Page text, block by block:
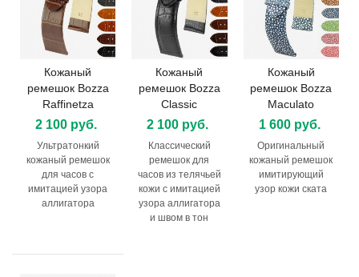
Кожаный
ремешок Bozza
Raffinetza
2 100 руб.
Ультратонкий
кожаный ремешок
для часов с
имитацией узора
аллигатора
Кожаный
ремешок Bozza
Classic
2 100 руб.
Классический
ремешок для
часов из телячьей
кожи с имитацией
узора аллигатора
и швом в тон
Кожаный
ремешок Bozza
Maculato
1 600 руб.
Оригинальный
кожаный ремешок
имитирующий
узор кожи ската